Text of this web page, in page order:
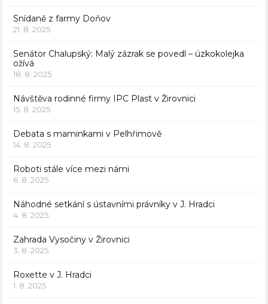
Snídaně z farmy Doňov
21. 8. 2025
Senátor Chalupský: Malý zázrak se povedl – úzkokolejka
ožívá
18. 8. 2025
Návštěva rodinné firmy IPC Plast v Žirovnici
15. 8. 2025
Debata s maminkami v Pelhřimově
14. 8. 2025
Roboti stále více mezi námi
6. 8. 2025
Náhodné setkání s ústavními právníky v J. Hradci
4. 8. 2025
Zahrada Vysočiny v Žirovnici
3. 8. 2025
Roxette v J. Hradci
1. 8. 2025